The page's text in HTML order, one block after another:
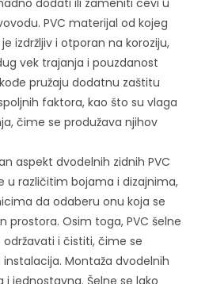
dodati ili zameniti cevi u
PVC materijal od kojeg
izdržljiv i otporan na koroziju,
vek trajanja i pouzdanost
pružaju dodatnu zaštitu
faktora, kao što su vlaga
čime se produžava njihov
aspekt dvodelnih zidnih PVC
u različitim bojama i dizajnima,
da odaberu onu koja se
prostora. Osim toga, PVC šelne
i čistiti, čime se
Montaža dvodelnih